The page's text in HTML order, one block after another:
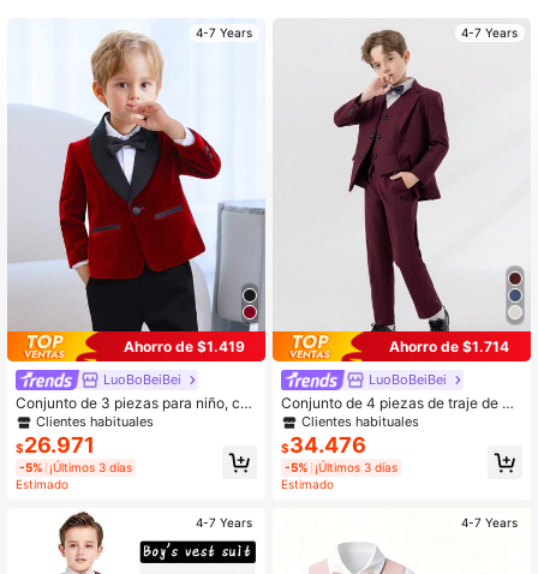
4,93 2.7K Seguidores
4,93 2.7K Seguidores
4,93 2.7K Seguidores
4,93 2.7K Seguidores
4-7 Years
Ahorro de $1.419
LuoBoBeiBei
Conjunto de 3 piezas para niño, ch
aqueta + pantalones + corbata de
moño, atuendo de caballero, otoño/i
nvierno
Clientes habituales
$26.971
-5% ¡Últimos 3 días
Estimado
4-7 Years
4-7 Years
Ahorro de $1.714
LuoBoBeiBei
Conjunto de 4 piezas de traje de ca
ballero para niño, incluye chaqueta,
chaleco, pantalones y moño, diseño
minimalista y elegante, adecuado p
ara festivales, ceremonias y ocasio
nes diarias
Clientes habituales
$34.476
-5% ¡Últimos 3 días
Estimado
4-7 Years